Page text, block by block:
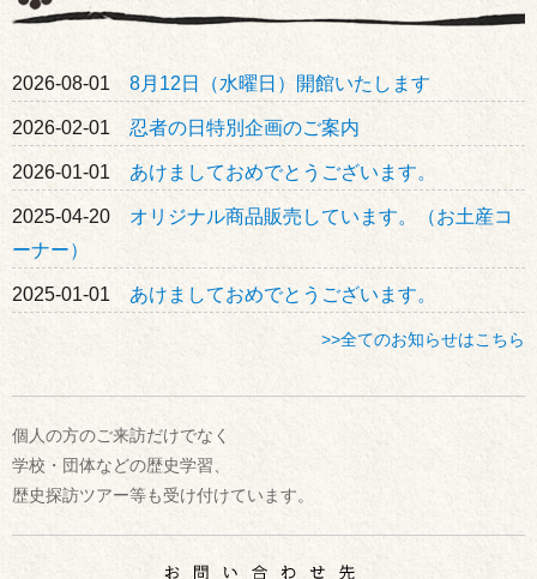
2026-08-01 8月12日（水曜日）開館いたします
2026-02-01 忍者の日特別企画のご案内
2026-01-01 あけましておめでとうございます。
2025-04-20
オリジナル商品販売しています。（お土産コ
ーナー）
2025-01-01 あけましておめでとうございます。
>>全てのお知らせはこちら
個人の方のご来訪だけでなく
学校・団体などの歴史学習、
歴史探訪ツアー等も受け付けています。